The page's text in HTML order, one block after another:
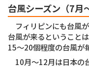
台風シーズン（7月
フィリピンにも台風
台風が来るということ
15〜20個程度の台風が
10月〜12月は日本の